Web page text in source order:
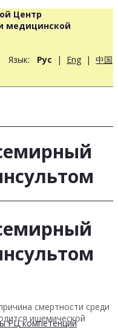
Центр
медицинской
Рус | Eng | 中国
РЦ компетенций
смертности среди
ишемической